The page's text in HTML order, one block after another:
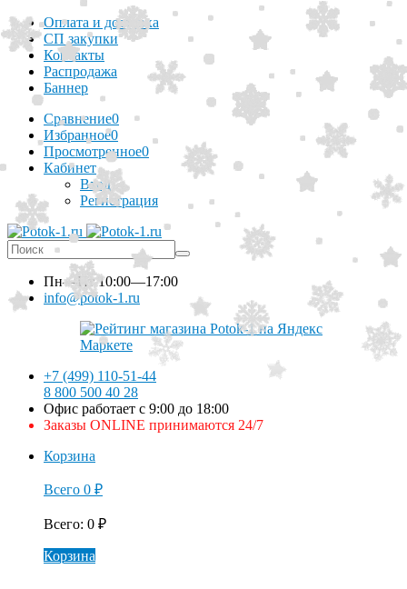
Оплата и доставка
СП закупки
Контакты
Распродажа
Баннер
Сравнение0
Избранное0
Просмотренное0
Кабинет
Вход
Регистрация
Пн—Пт10:00—17:00
info@potok-1.ru
+7 (499) 110-51-44
8 800 500 40 28
Офис работает с 9:00 до 18:00
Заказы ONLINE принимаются 24/7
Корзина
Всего 0 ₽
Всего: 0 ₽
Корзина